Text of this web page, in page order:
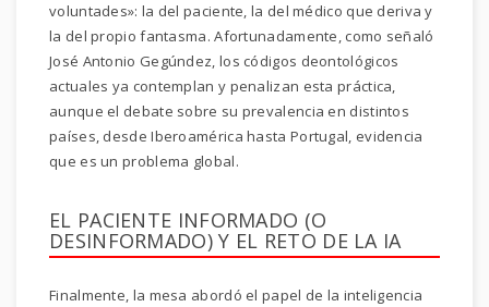
voluntades»: la del paciente, la del médico que deriva y
la del propio fantasma. Afortunadamente, como señaló
José Antonio Gegúndez, los códigos deontológicos
actuales ya contemplan y penalizan esta práctica,
aunque el debate sobre su prevalencia en distintos
países, desde Iberoamérica hasta Portugal, evidencia
que es un problema global.
EL PACIENTE INFORMADO (O
DESINFORMADO) Y EL RETO DE LA IA
Finalmente, la mesa abordó el papel de la inteligencia